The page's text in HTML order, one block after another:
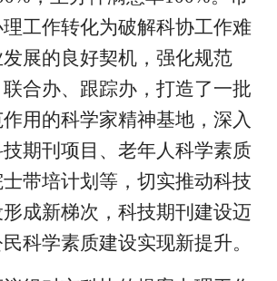
工作转化为破解科协工作难
展的良好契机，强化规范
合办、跟踪办，打造了一批
用的科学家精神基地，深入
期刊项目、老年人科学素质
带培计划等，切实推动科技
成新梯次，科技期刊建设迈
科学素质建设实现新提升。